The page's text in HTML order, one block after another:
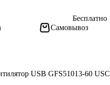
Самовывоз
Бесплатно
USB GFS51013-60 USC